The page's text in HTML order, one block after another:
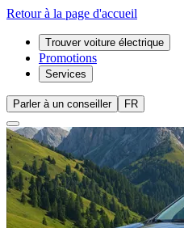
Retour à la page d'accueil
Trouver voiture électrique
Promotions
Services
Parler à un conseiller FR